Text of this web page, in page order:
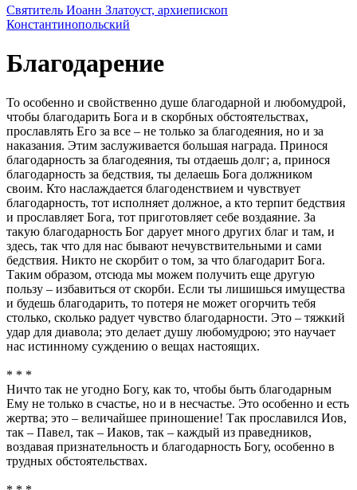
Святитель Иоанн Златоуст, архиепископ
Константинопольский
Благодарение
То особенно и свойственно душе благодарной и любомудрой,
чтобы благодарить Бога и в скорбных обстоятельствах,
прославлять Его за все – не только за благодеяния, но и за
наказания. Этим заслуживается большая награда. Принося
благодарность за благодеяния, ты отдаешь долг; а, принося
благодарность за бедствия, ты делаешь Бога должником
своим. Кто наслаждается благоденствием и чувствует
благодарность, тот исполняет должное, а кто терпит бедствия
и прославляет Бога, тот приготовляет себе воздаяние. За
такую благодарность Бог дарует много других благ и там, и
здесь, так что для нас бывают нечувствительными и сами
бедствия. Никто не скорбит о том, за что благодарит Бога.
Таким образом, отсюда мы можем получить еще другую
пользу – избавиться от скорби. Если ты лишишься имущества
и будешь благодарить, то потеря не может огорчить тебя
столько, сколько радует чувство благодарности. Это – тяжкий
удар для диавола; это делает душу любомудрою; это научает
нас истинному суждению о вещах настоящих.
* * *
Ничто так не угодно Богу, как то, чтобы быть благодарным
Ему не только в счастье, но и в несчастье. Это особенно и есть
жертва; это – величайшее приношение! Так прославился Иов,
так – Павел, так – Иаков, так – каждый из праведников,
воздавая признательность и благодарность Богу, особенно в
трудных обстоятельствах.